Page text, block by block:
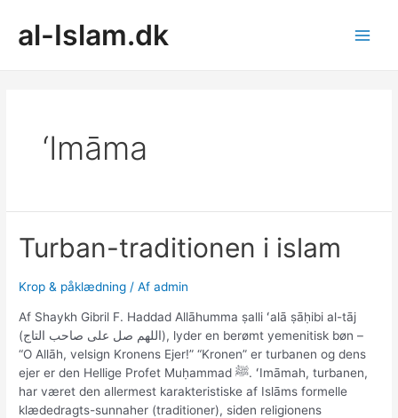
indholdet
al-Islam.dk
‘imāma
Turban-traditionen i islam
Krop & påklædning / Afadmin
Af Shaykh Gibril F. Haddad Allāhumma ṣalli ʻalā ṣāḥibi al-tāj
(اللهم صل على صاحب التاج), lyder en berømt yemenitisk bøn –
“O Allāh, velsign Kronens Ejer!” “Kronen” er turbanen og dens
ejer er den Hellige Profet Muḥammad ﷺ​. ʻImāmah, turbanen,
har været den allermest karakteristiske af Islāms formelle
klædedragts-sunnaher (traditioner), siden religionens